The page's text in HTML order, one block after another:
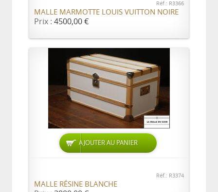
Réf.: R3366
MALLE MARMOTTE LOUIS VUITTON NOIRE
Prix : 4500,00 €
AJOUTER AU PANIER
Réf.: R3374
MALLE RÉSINE BLANCHE